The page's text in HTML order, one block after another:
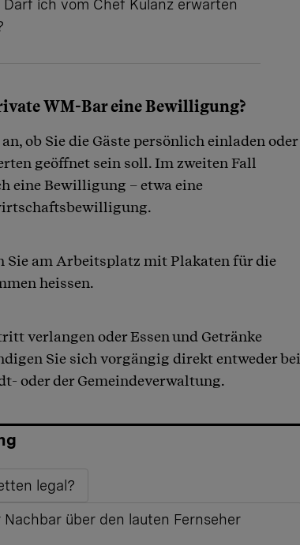
ich vom Chef Kulanz erwarten
WM-Bar eine Bewilligung?
ob Sie die Gäste persönlich einladen oder
geöffnet sein soll. Im zweiten Fall
eine Bewilligung – etwa eine
Sie am Arbeitsplatz mit Plakaten für die
heissen.
verlangen oder Essen und Getränke
Sie sich vorgängig direkt entweder bei
oder der Gemeindeverwaltung.
legal?
über den lauten Fernseher